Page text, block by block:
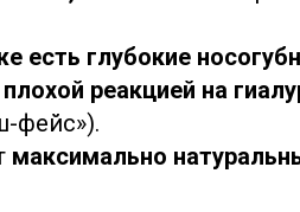
есть глубокие
плохой реакцией на
фейс»).
максимально